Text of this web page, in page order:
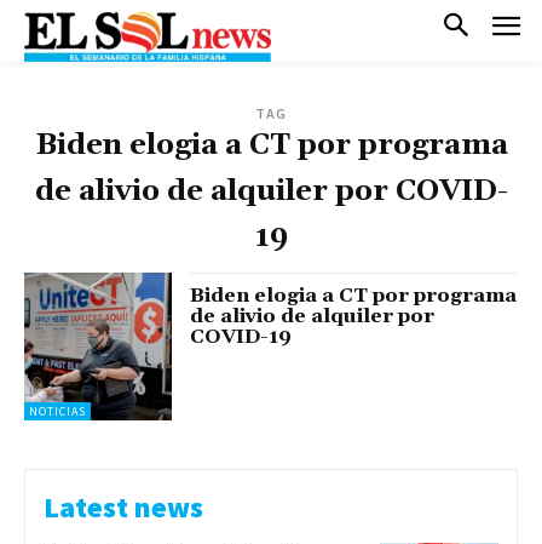
TAG
Biden elogia a CT por programa
de alivio de alquiler por COVID-
19
NOTICIAS
Biden elogia a CT por programa
de alivio de alquiler por
COVID-19
Latest news